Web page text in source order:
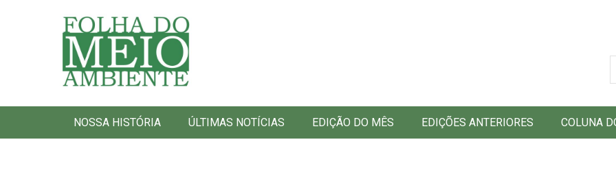
Folha do Meio Ambiente
NOSSA HISTÓRIA ÚLTIMAS NOTÍCIAS EDIÇÃO DO MÊS EDIÇÕES ANTERIORES COLUNA